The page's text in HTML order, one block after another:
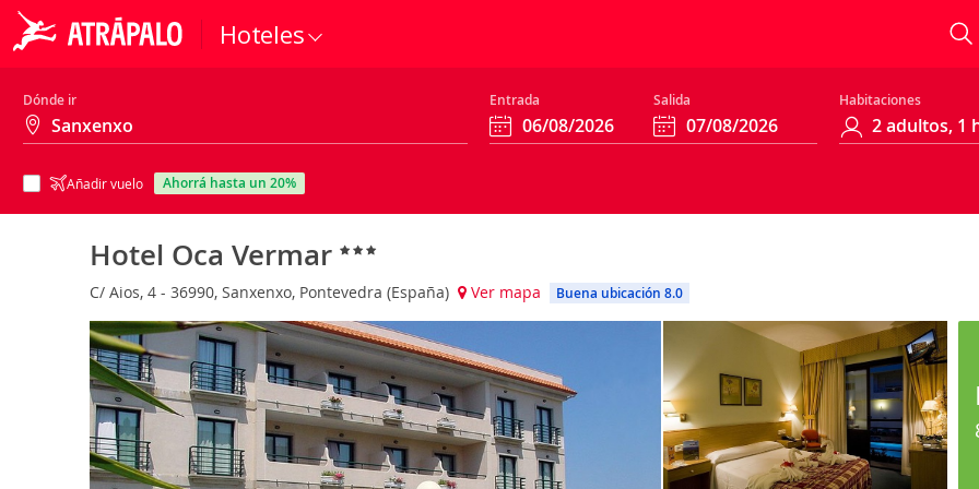
Hoteles
Dónde ir Entrada Salida Habitaciones
Añadir vuelo ahorrá hasta un 20%
Hotel Oca Vermar
C/ Aios, 4 - 36990, Sanxenxo, Pontevedra (España) Ver mapa Buena ubicación 8.0